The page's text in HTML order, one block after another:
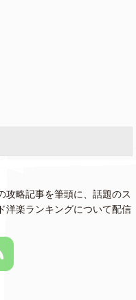
攻略記事を筆頭に、話題のス
洋楽ランキングについて配信